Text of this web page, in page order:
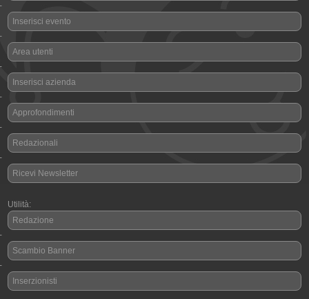
-
Inserisci evento
-
Area utenti
-
Inserisci azienda
-
Approfondimenti
-
Redazionali
-
Ricevi Newsletter
Utilità:
Redazione
-
Scambio Banner
-
Inserzionisti